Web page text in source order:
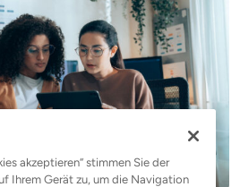
akzeptieren“ stimmen Sie der
Ihrem Gerät zu, um die Navigation